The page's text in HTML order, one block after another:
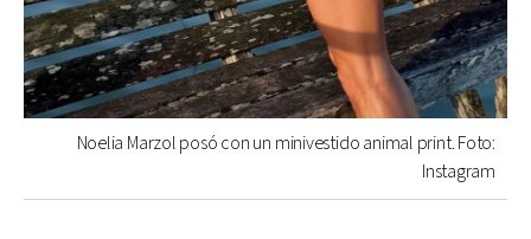
Noelia Marzol posó con un minivestido animal print. Foto:
Instagram